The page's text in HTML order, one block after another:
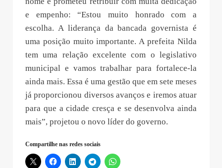
e empenho: “Estou muito honrado com a
escolha. A liderança da bancada governista é
uma posição muito importante. A prefeita Nilda
tem uma relação excelente com o legislativo
municipal e vamos trabalhar para fortalece-la
ainda mais. Essa é uma gestão que em sete meses
já proporcionou diversos avanços e iremos atuar
para que a cidade cresça e se desenvolva ainda
mais”, projetou o novo líder do governo.
Compartilhe nas redes sociais